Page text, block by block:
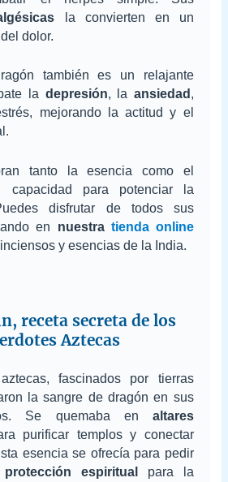
la convierten en un
dolor.
también es un relajante
la depresión, la ansiedad ,
mejorando la actitud y el
tanto la esencia como el
capacidad para potenciar la
disfrutar de todos sus
en nuestra tienda online
y esencias de la India.
receta secreta de los
Aztecas
fascinados por tierras
la sangre de dragón en sus
Se quemaba en altares
purificar templos y conectar
esencia se ofrecía para pedir
protección espiritual
para la